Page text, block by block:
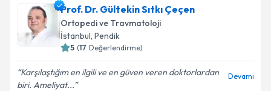
Prof. Dr. Gültekin Sıtkı Çeçen
Ortopedi ve Travmatoloji
İstanbul, Pendik
5 (17 Değerlendirme)
Karşılaştığım en ilgili ve en güven veren doktorlardan
biri. Ameliyat...
Devamı